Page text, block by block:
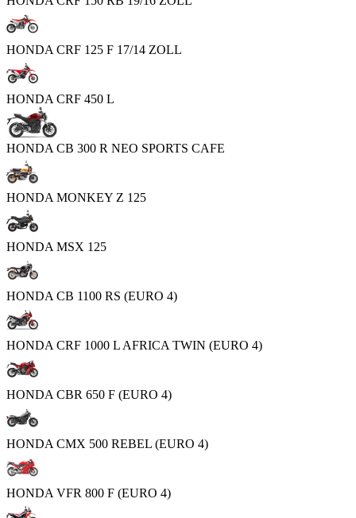
HONDA CRF 125 F 17/14 ZOLL
HONDA CRF 450 L
HONDA CB 300 R NEO SPORTS CAFE
HONDA MONKEY Z 125
HONDA MSX 125
HONDA CB 1100 RS (EURO 4)
HONDA CRF 1000 L AFRICA TWIN (EURO 4)
HONDA CBR 650 F (EURO 4)
HONDA CMX 500 REBEL (EURO 4)
HONDA VFR 800 F (EURO 4)